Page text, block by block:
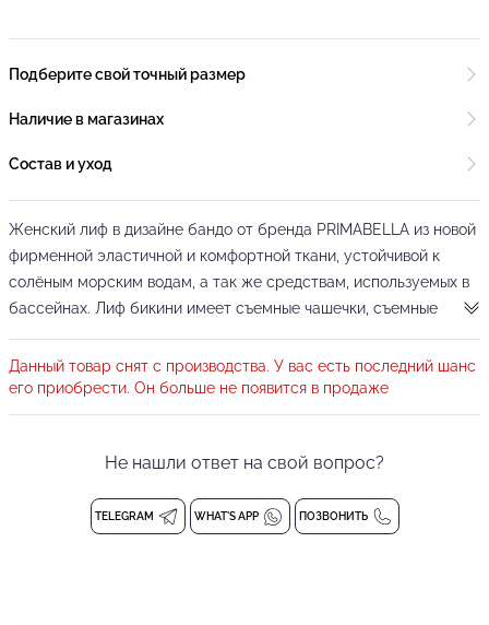
Подберите свой точный размер
Наличие в магазинах
Состав и уход
Женский лиф в дизайне бандо от бренда PRIMABELLA из новой
фирменной эластичной и комфортной ткани, устойчивой к
солёным морским водам, а так же средствам, используемых в
бассейнах. Лиф бикини имеет съемные чашечки, съемные
подкладка обеспечивает максимальный комфорт и приятна к
телу.
обмену и возврату не подлежит
Состав: 80% полиамид, 20% лайкра
Деликатная стирка при 30 градусах
Данный товар снят с производства. У вас есть последний шанс
его приобрести. Он больше не появится в продаже
Не нашли ответ на свой вопрос?
TELEGRAM WHAT'S APP ПОЗВОНИТЬ